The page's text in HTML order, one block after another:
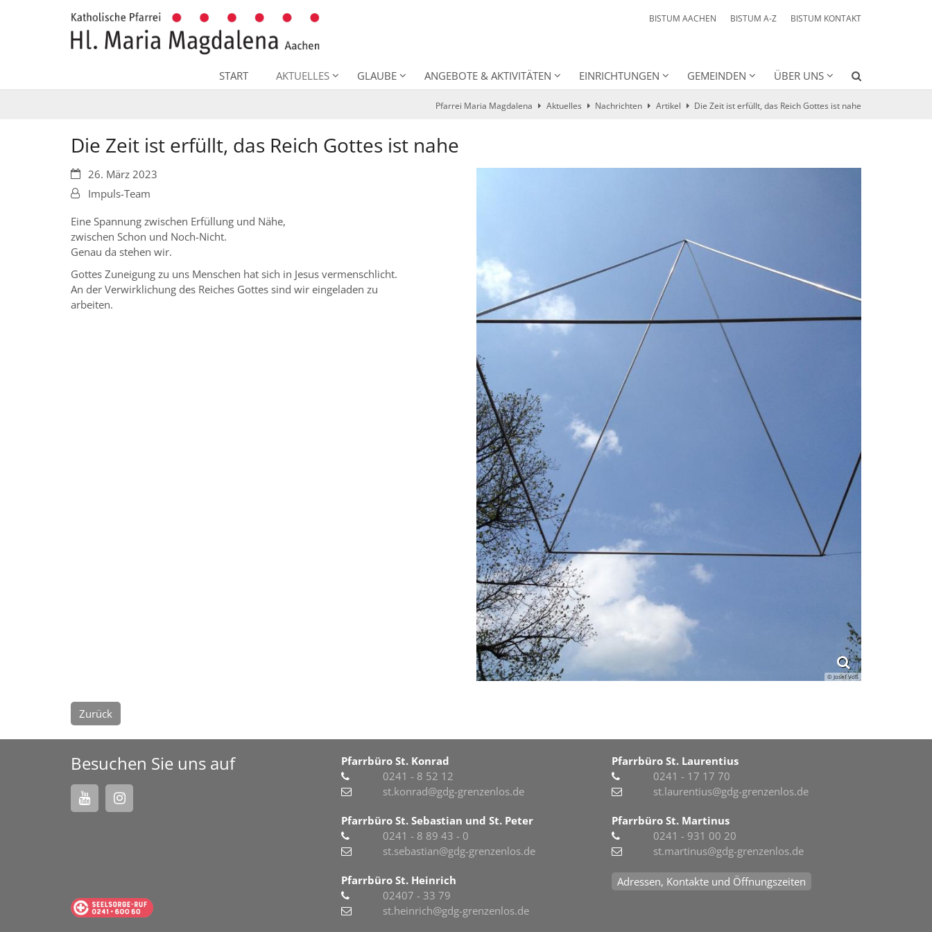
BISTUM AACHEN BISTUM A-Z BISTUM KONTAKT
START AKTUELLES GLAUBE ANGEBOTE & AKTIVITÄTEN EINRICHTUNGEN GEMEINDEN ÜBER UNS
Pfarrei Maria Magdalena Aktuelles Nachrichten Artikel Die Zeit ist erfüllt, das Reich Gottes ist nahe
Die Zeit ist erfüllt, das Reich Gottes ist nahe
© Josef Voß
Datum:26. März 2023
Von:Impuls-Team
Eine Spannung zwischen Erfüllung und Nähe,
zwischen Schon und Noch-Nicht.
Genau da stehen wir.
Gottes Zuneigung zu uns Menschen hat sich in Jesus vermenschlicht.
An der Verwirklichung des Reiches Gottes sind wir eingeladen zu
arbeiten.
Zurück
Besuchen Sie uns auf
Pfarrbüro St. Konrad
0241 - 8 52 12
st.konrad@gdg-grenzenlos.de
Pfarrbüro St. Sebastian und St. Peter
0241 - 8 89 43 - 0
st.sebastian@gdg-grenzenlos.de
Pfarrbüro St. Heinrich
02407 - 33 79
st.heinrich@gdg-grenzenlos.de
Pfarrbüro St. Laurentius
0241 - 17 17 70
st.laurentius@gdg-grenzenlos.de
Pfarrbüro St. Martinus
0241 - 931 00 20
st.martinus@gdg-grenzenlos.de
Adressen, Kontakte und Öffnungszeiten